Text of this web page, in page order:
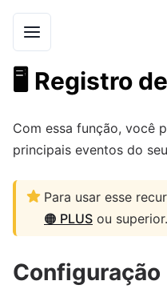
🖥️ Registro
Com essa função, você
principais eventos do
Para usar esse
🟠 PLUS ou superior.
Configuração